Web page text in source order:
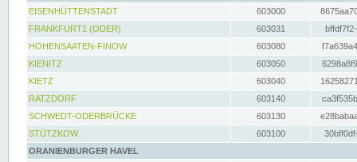
EISENHÜTTENSTADT
603000
FRANKFURT1 (ODER)
603031
HOHENSAATEN-FINOW
603080
KIENITZ
603050
KIETZ
603040
RATZDORF
603140
SCHWEDT-ODERBRÜCKE
603130
STÜTZKOW
603100
ORANIENBURGER HAVEL